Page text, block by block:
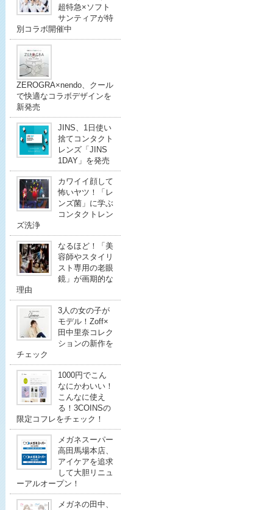
超特急×ソフト
サンティアが特
別コラボ開催中
ZEROGRA×nendo、クール
で快適なコラボデザインを
新発売
JINS、1日使い
捨てコンタクト
レンズ「JINS
1DAY」を発売
カワイイ顔して
怖いヤツ！「レ
ンズ菌」に学ぶ
コンタクトレン
ズ洗浄
なるほど！「美
容師やスタイリ
スト専用の老眼
鏡」が画期的な
理由
3人の女の子が
モデル！Zoff×
田中里奈コレク
ションの新作を
チェック
1000円でこん
なにかわいい！
こんなに使え
る！3COINSの
限定コフレをチェック！
メガネスーパー
高田馬場本店、
アイケアを追求
して大胆リニュ
ーアルオープン！
メガネの田中、